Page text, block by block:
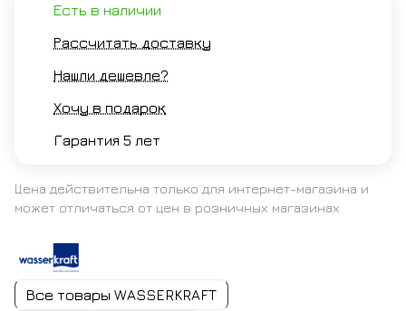
Есть в наличии
Рассчитать доставку
Нашли дешевле?
Хочу в подарок
Гарантия 5 лет
Цена действительна только для интернет-магазина и
может отличаться от цен в розничных магазинах
Все товары WASSERKRAFT